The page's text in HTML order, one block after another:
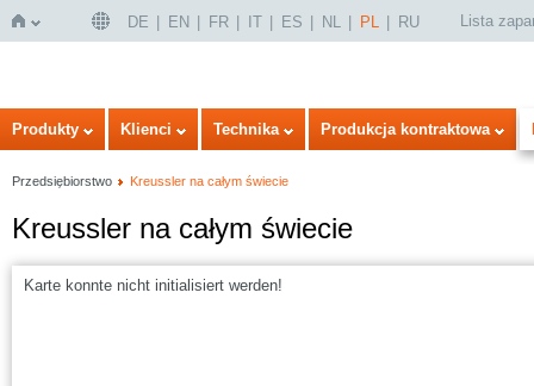
Strona
DE EN FR IT ES NL PL RU Lista
Produkty Klienci Technika Produkcja kontraktowa
Przedsiębiorstwo Kreussler na całym świecie
Kreussler na całym świecie
Karte konnte nicht initialisiert werden!